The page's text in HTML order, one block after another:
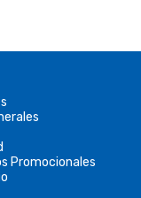
Promocionales